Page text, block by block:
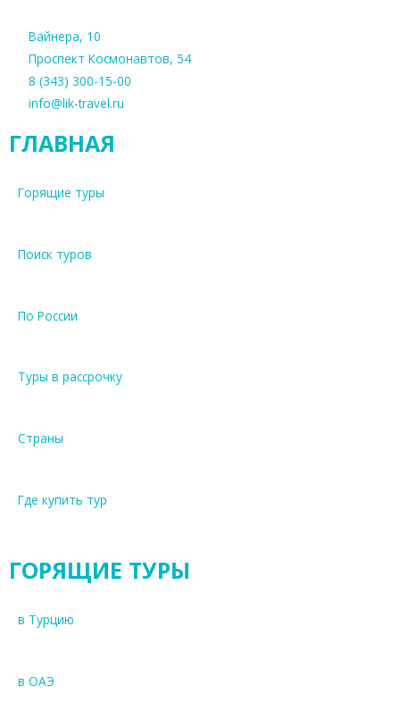
Вайнера, 10
Проспект Космонавтов, 54
8 (343) 300-15-00
info@lik-travel.ru
ГЛАВНАЯ
Горящие туры
Поиск туров
По России
Туры в рассрочку
Страны
Где купить тур
ГОРЯЩИЕ ТУРЫ
в Турцию
в ОАЭ